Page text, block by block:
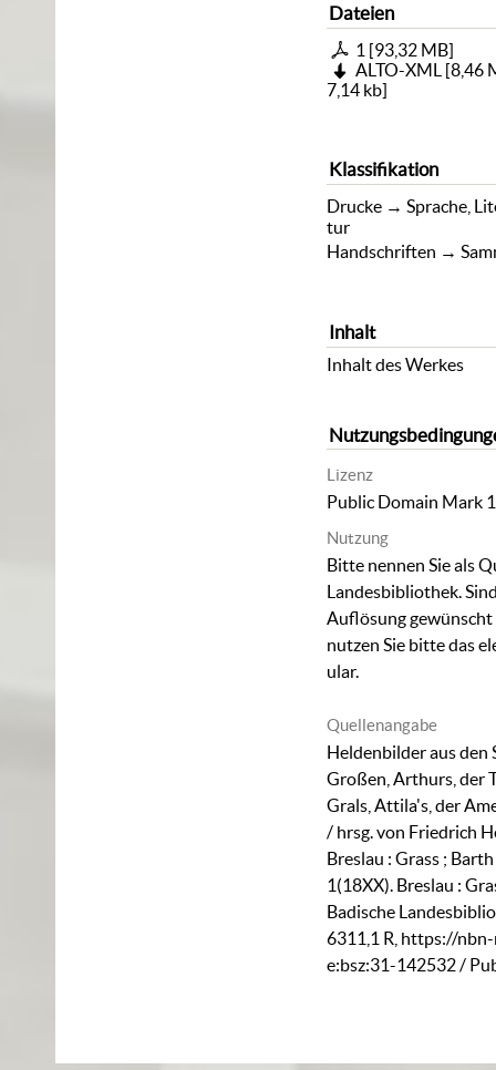
Dateien
1 [93,32 MB]
ALTO-XML [8,46
7,14 kb]
Klassifikation
Drucke →Sprache,
tur
Handschriften →
Inhalt
Inhalt des Werkes
Lizenz
Public Domain Mark
Nutzung
Bitte nennen Sie als
Landesbibliothek.
Auflösung
nutzen Sie bitte das
ular.
Quellenangabe
Heldenbilder aus den
Großen, Arthurs, der
Grals, Attila's, der
/ hrsg. von Friedrich
Breslau : Grass ;
1(18XX). Breslau :
Badische
6311,1 R https://
e:bsz:31-142532/